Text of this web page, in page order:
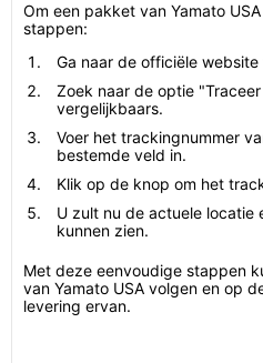
Om een pakket van Yamato
stappen:
Ga naar de officiële website
Zoek naar de optie
vergelijkbaars.
Voer het trackingnummer
bestemde veld in.
Klik op de knop om het
U zult nu de actuele locatie
kunnen zien.
Met deze eenvoudige stappen
van Yamato USA volgen en op
levering ervan.